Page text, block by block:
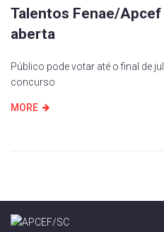
Talentos Fenae/
aberta
Público pode votar até o final de
concurso
MORE